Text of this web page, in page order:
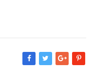
Share Tweet Google+Pinterest